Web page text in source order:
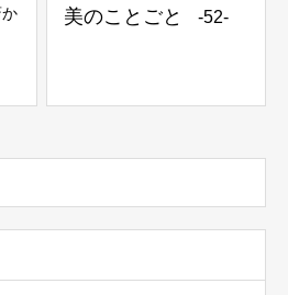
美のことごと -52-